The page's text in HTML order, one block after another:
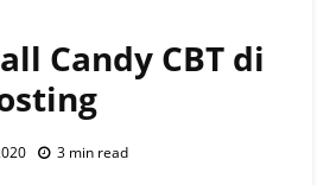
Candy CBT di
3 min read